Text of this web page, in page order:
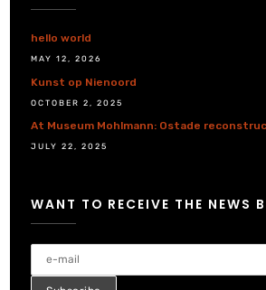
hello world
MAY 12, 2026
Kunst op Nienoord
OCTOBER 2, 2025
At Museum Mohlmann: Ostade
JULY 22, 2025
WANT TO RECEIVE THE NEWS